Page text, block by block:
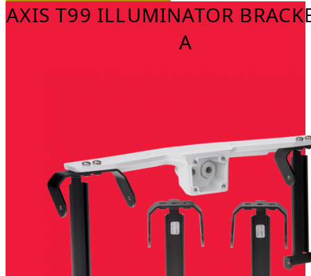
AXIS T99 ILLUMINATOR
A